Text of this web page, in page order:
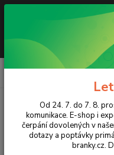
Letní provoz: Od 24. 7. do
komunikace. E-shop i
dovolených v našem
poptávky primárně na náš e-
Od 24. 7. do 7. 8.
komunikace. E-shop i
čerpání dovolených v
dotazy a poptávky
branky.cz.